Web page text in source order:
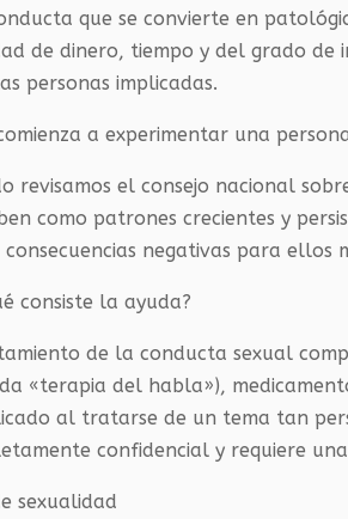
que se convierte en
de dinero, tiempo y del grado de
personas implicadas.
a experimentar una
revisamos el consejo nacional
como patrones crecientes y
negativas para ellos
consiste la ayuda?
de la conducta sexual
«terapia del habla»),
al tratarse de un tema tan
confidencial y requiere
sexualidad